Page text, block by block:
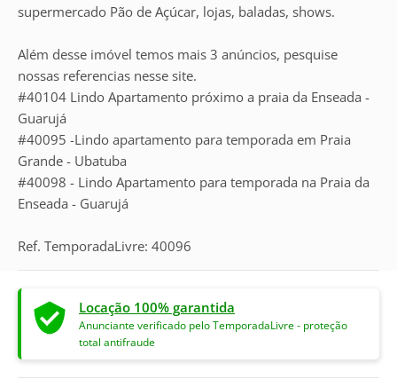
supermercado Pão de Açúcar, lojas, baladas, shows.
Além desse imóvel temos mais 3 anúncios, pesquise
nossas referencias nesse site.
#40104 Lindo Apartamento próximo a praia da Enseada -
Guarujá
#40095 -Lindo apartamento para temporada em Praia
Grande - Ubatuba
#40098 - Lindo Apartamento para temporada na Praia da
Enseada - Guarujá
Ref. TemporadaLivre: 40096
Locação 100% garantida
Anunciante verificado pelo TemporadaLivre - proteção
total antifraude